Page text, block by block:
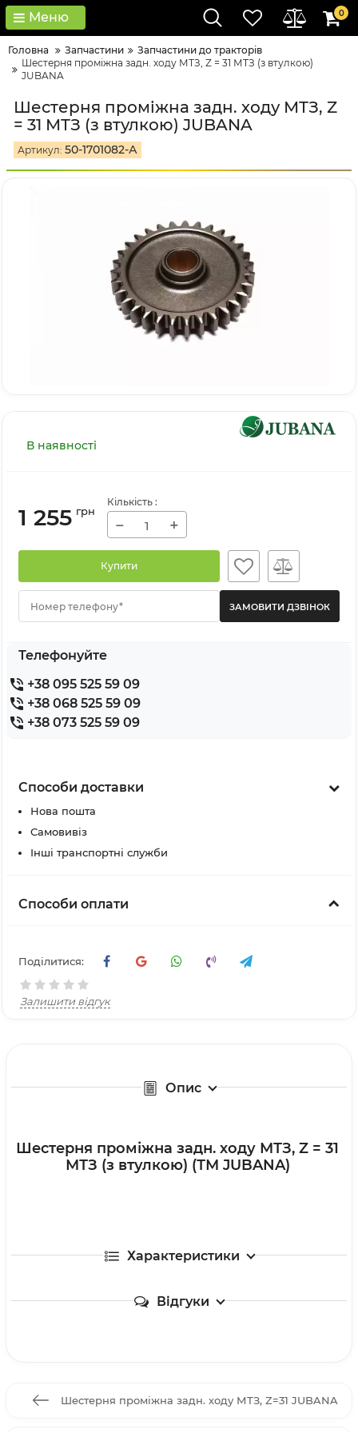
Меню 0
Головна Запчастини
Запчастини до тракторів
Шестерня проміжна задн. ходу МТЗ, Z = 31 МТЗ (з втулкою)
JUBANA
Шестерня проміжна задн. ходу МТЗ, Z
= 31 МТЗ (з втулкою) JUBANA
Артикул: 50-1701082-А
В наявності
1 255 грн
Кількість :
− +
Купити
Номер телефону*
Телефонуйте
+38 095 525 59 09
+38 068 525 59 09
+38 073 525 59 09
Способи доставки
Нова пошта
Самовивіз
Інші транспортні служби
Способи оплати
Поділитися:
Залишити відгук
Опис
Шестерня проміжна задн. ходу МТЗ, Z = 31
МТЗ (з втулкою) (ТМ JUBANA)
Характеристики
Відгуки
Шестерня проміжна задн. ходу МТЗ, Z=31 JUBANA